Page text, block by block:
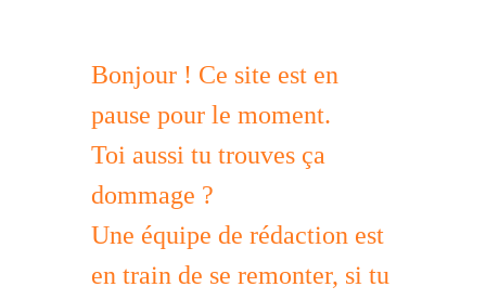
Bonjour ! Ce site est en
pause pour le moment.
Toi aussi tu trouves ça
dommage ?
Une équipe de rédaction est
en train de se remonter, si tu